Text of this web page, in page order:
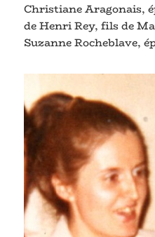
Christiane Aragonais,
de Henri Rey, fils de
Suzanne Rocheblave,